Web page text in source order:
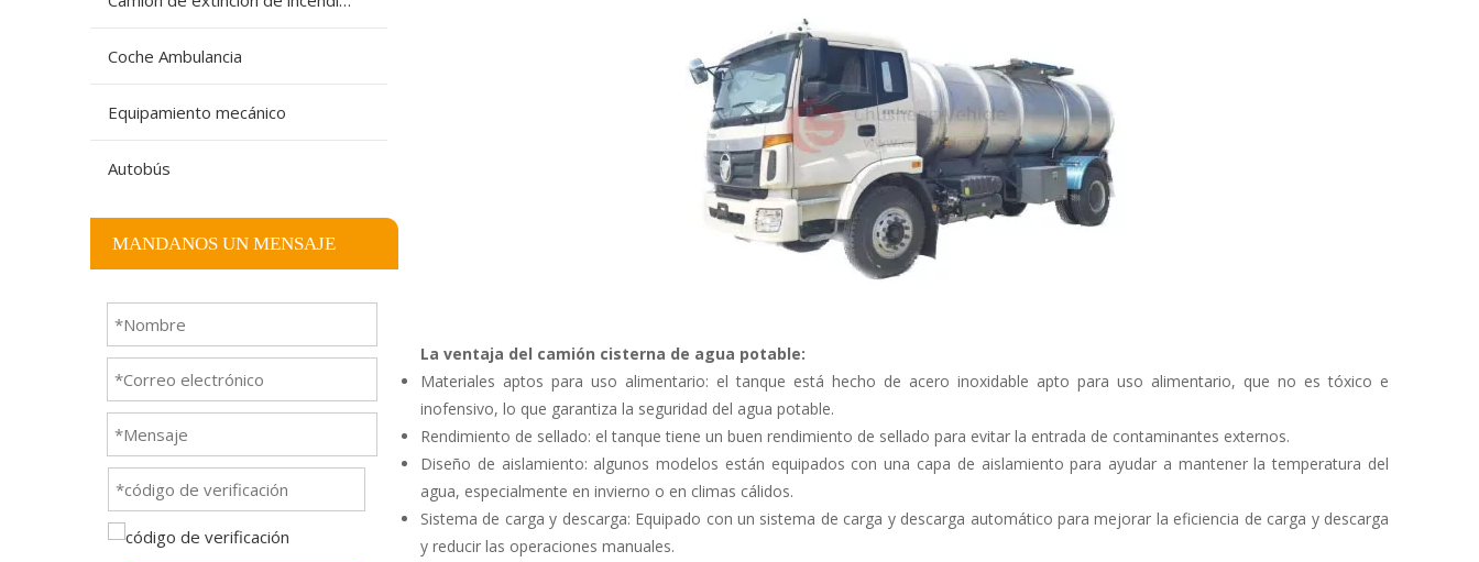
Coche Ambulancia
Equipamiento mecánico
Autobús
MANDANOS UN MENSAJE
La ventaja del camión cisterna de agua potable:
Materiales aptos para uso alimentario: el tanque está hecho de acero inoxidable apto para uso alimentario, que no es tóxico e
inofensivo, lo que garantiza la seguridad del agua potable.
Rendimiento de sellado: el tanque tiene un buen rendimiento de sellado para evitar la entrada de contaminantes externos.
Diseño de aislamiento: algunos modelos están equipados con una capa de aislamiento para ayudar a mantener la temperatura del
agua, especialmente en invierno o en climas cálidos.
Sistema de carga y descarga: Equipado con un sistema de carga y descarga automático para mejorar la eficiencia de carga y descarga
y reducir las operaciones manuales.